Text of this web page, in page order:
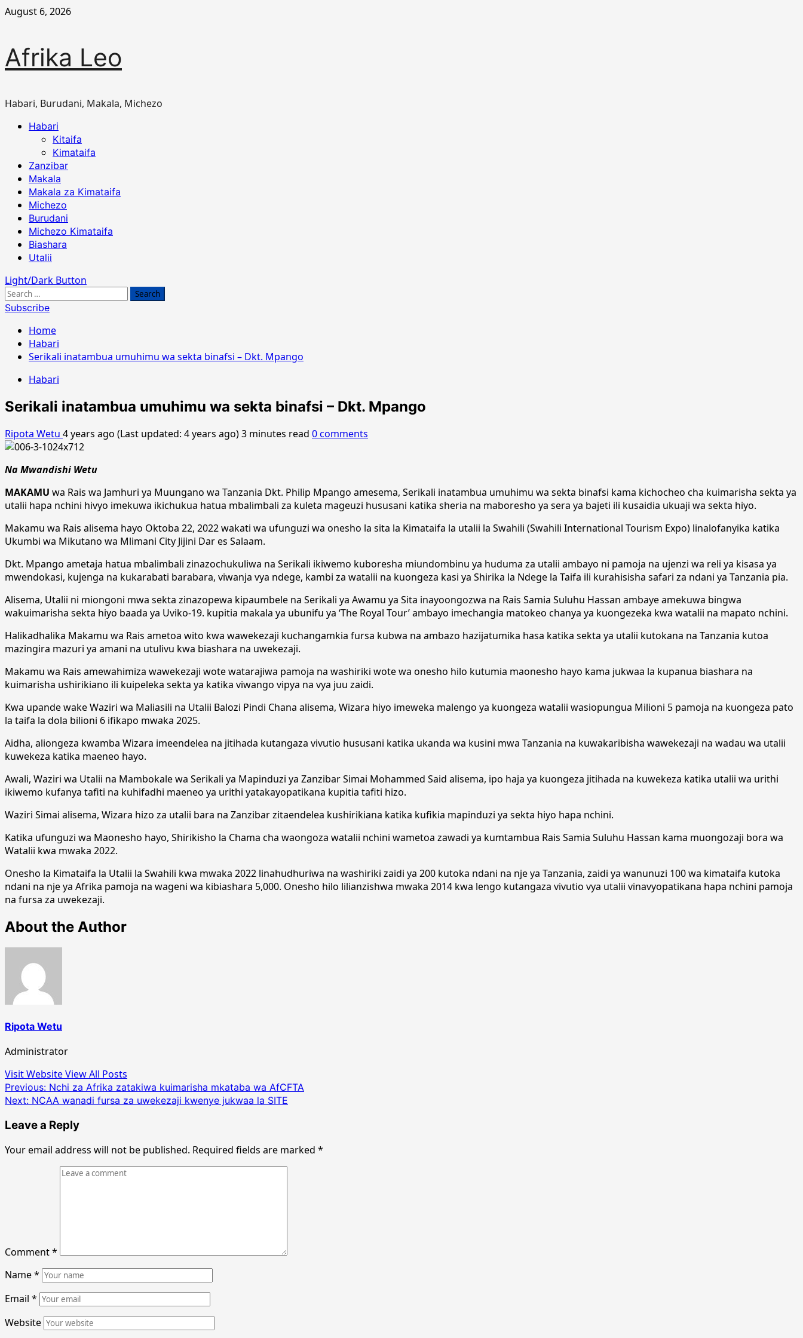
Skip
August 6, 2026
Afrika Leo
Habari, Burudani, Makala, Michezo
PrimaryHabari
Kitaifa
Kimataifa
Zanzibar
Makala
Makala za Kimataifa
Michezo
Burudani
Michezo Kimataifa
Biashara
Utalii
Light/Dark Button
Search
for:
Subscribe
Home
Habari
Serikali inatambua umuhimu wa sekta binafsi – Dkt. Mpango
Habari
Serikali inatambua umuhimu wa sekta binafsi – Dkt. Mpango
Ripota Wetu 4 years ago (Last updated: 4 years ago)3 minutes read 0 comments
Na Mwandishi Wetu
MAKAMU wa Rais wa Jamhuri ya Muungano wa Tanzania Dkt. Philip Mpango amesema, Serikali inatambua umuhimu wa sekta binafsi kama kichocheo cha kuimarisha sekta ya
utalii hapa nchini hivyo imekuwa ikichukua hatua mbalimbali za kuleta mageuzi hususani katika sheria na maboresho ya sera ya bajeti ili kusaidia ukuaji wa sekta hiyo.
Makamu wa Rais alisema hayo Oktoba 22, 2022 wakati wa ufunguzi wa onesho la sita la Kimataifa la utalii la Swahili (Swahili International Tourism Expo) linalofanyika katika
Ukumbi wa Mikutano wa Mlimani City Jijini Dar es Salaam.
Dkt. Mpango ametaja hatua mbalimbali zinazochukuliwa na Serikali ikiwemo kuboresha miundombinu ya huduma za utalii ambayo ni pamoja na ujenzi wa reli ya kisasa ya
mwendokasi, kujenga na kukarabati barabara, viwanja vya ndege, kambi za watalii na kuongeza kasi ya Shirika la Ndege la Taifa ili kurahisisha safari za ndani ya Tanzania pia.
Alisema, Utalii ni miongoni mwa sekta zinazopewa kipaumbele na Serikali ya Awamu ya Sita inayoongozwa na Rais Samia Suluhu Hassan ambaye amekuwa bingwa
wakuimarisha sekta hiyo baada ya Uviko-19. kupitia makala ya ubunifu ya ‘The Royal Tour’ ambayo imechangia matokeo chanya ya kuongezeka kwa watalii na mapato nchini.
Halikadhalika Makamu wa Rais ametoa wito kwa wawekezaji kuchangamkia fursa kubwa na ambazo hazijatumika hasa katika sekta ya utalii kutokana na Tanzania kutoa
mazingira mazuri ya amani na utulivu kwa biashara na uwekezaji.
Makamu wa Rais amewahimiza wawekezaji wote watarajiwa pamoja na washiriki wote wa onesho hilo kutumia maonesho hayo kama jukwaa la kupanua biashara na
kuimarisha ushirikiano ili kuipeleka sekta ya katika viwango vipya na vya juu zaidi.
Kwa upande wake Waziri wa Maliasili na Utalii Balozi Pindi Chana alisema, Wizara hiyo imeweka malengo ya kuongeza watalii wasiopungua Milioni 5 pamoja na kuongeza pato
la taifa la dola bilioni 6 ifikapo mwaka 2025.
Aidha, aliongeza kwamba Wizara imeendelea na jitihada kutangaza vivutio hususani katika ukanda wa kusini mwa Tanzania na kuwakaribisha wawekezaji na wadau wa utalii
kuwekeza katika maeneo hayo.
Awali, Waziri wa Utalii na Mambokale wa Serikali ya Mapinduzi ya Zanzibar Simai Mohammed Said alisema, ipo haja ya kuongeza jitihada na kuwekeza katika utalii wa urithi
ikiwemo kufanya tafiti na kuhifadhi maeneo ya urithi yatakayopatikana kupitia tafiti hizo.
Waziri Simai alisema, Wizara hizo za utalii bara na Zanzibar zitaendelea kushirikiana katika kufikia mapinduzi ya sekta hiyo hapa nchini.
Katika ufunguzi wa Maonesho hayo, Shirikisho la Chama cha waongoza watalii nchini wametoa zawadi ya kumtambua Rais Samia Suluhu Hassan kama muongozaji bora wa
Watalii kwa mwaka 2022.
Onesho la Kimataifa la Utalii la Swahili kwa mwaka 2022 linahudhuriwa na washiriki zaidi ya 200 kutoka ndani na nje ya Tanzania, zaidi ya wanunuzi 100 wa kimataifa kutoka
ndani na nje ya Afrika pamoja na wageni wa kibiashara 5,000. Onesho hilo lilianzishwa mwaka 2014 kwa lengo kutangaza vivutio vya utalii vinavyopatikana hapa nchini pamoja
na fursa za uwekezaji.
About the Author
Ripota Wetu
Administrator
Visit WebsiteView All Posts
Post
navigation
Previous: Nchi za Afrika zatakiwa kuimarisha mkataba wa AfCFTA
Next: NCAA wanadi fursa za uwekezaji kwenye jukwaa la SITE
Leave a Reply
Your email address will not be published. Required fields are marked *
Comment*
Name*
Email *
Website